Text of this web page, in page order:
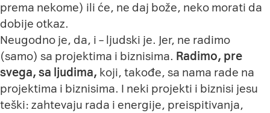
prema nekome) ili će, ne daj bože, neko morati da
dobije otkaz.
Neugodno je, da, i – ljudski je. Jer, ne radimo
(samo) sa projektima i biznisima. Radimo, pre
svega, sa ljudima, koji, takođe, sa nama rade na
projektima i biznisima. I neki projekti i biznisi jesu
teški: zahtevaju rada i energije, preispitivanja,